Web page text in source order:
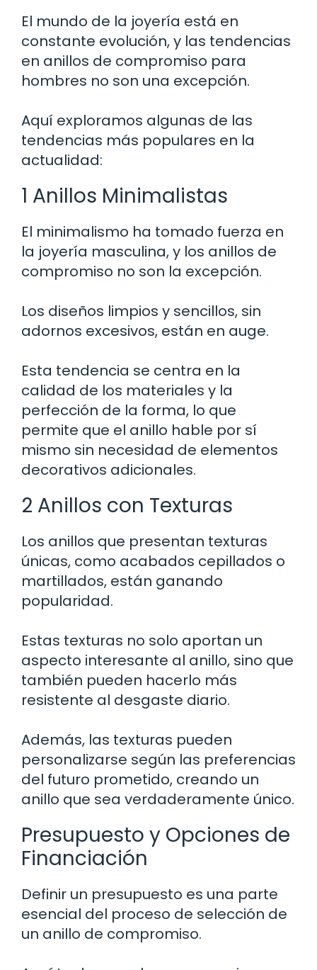
El mundo de la joyería está en
constante evolución, y las tendencias
en anillos de compromiso para
hombres no son una excepción.
Aquí exploramos algunas de las
tendencias más populares en la
actualidad:
1 Anillos Minimalistas
El minimalismo ha tomado fuerza en
la joyería masculina, y los anillos de
compromiso no son la excepción.
Los diseños limpios y sencillos, sin
adornos excesivos, están en auge.
Esta tendencia se centra en la
calidad de los materiales y la
perfección de la forma, lo que
permite que el anillo hable por sí
mismo sin necesidad de elementos
decorativos adicionales.
2 Anillos con Texturas
Los anillos que presentan texturas
únicas, como acabados cepillados o
martillados, están ganando
popularidad.
Estas texturas no solo aportan un
aspecto interesante al anillo, sino que
también pueden hacerlo más
resistente al desgaste diario.
Además, las texturas pueden
personalizarse según las preferencias
del futuro prometido, creando un
anillo que sea verdaderamente único.
Presupuesto y Opciones de
Financiación
Definir un presupuesto es una parte
esencial del proceso de selección de
un anillo de compromiso.